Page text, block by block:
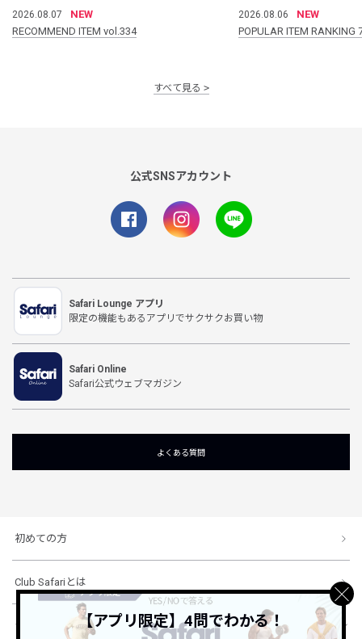
2026.08.07
NEW
RECOMMEND ITEM vol.334
2026.08.06
NEW
POPULAR ITEM
すべて見る
公式SNSアカウント
Safari Lounge アプリ
限定の機能もあるアプリでサクサクお買い物
Safari Online
Safari公式ウェブマガジン
よくある質問
初めての方
Club Safariとは
ショッピングガイド【アプリ限定】4問でわかる！